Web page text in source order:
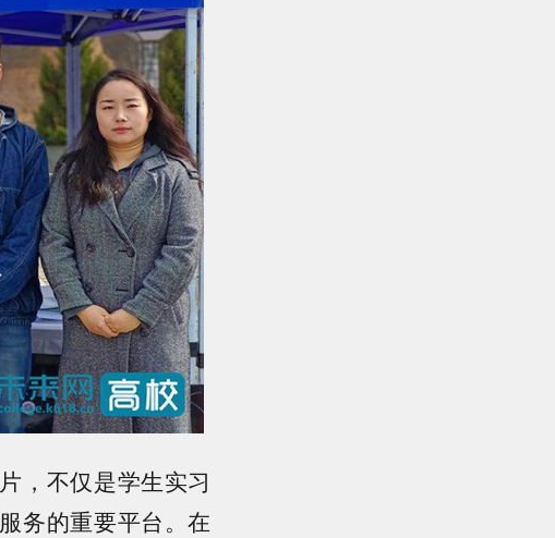
，不仅是学生实习
务的重要平台。在